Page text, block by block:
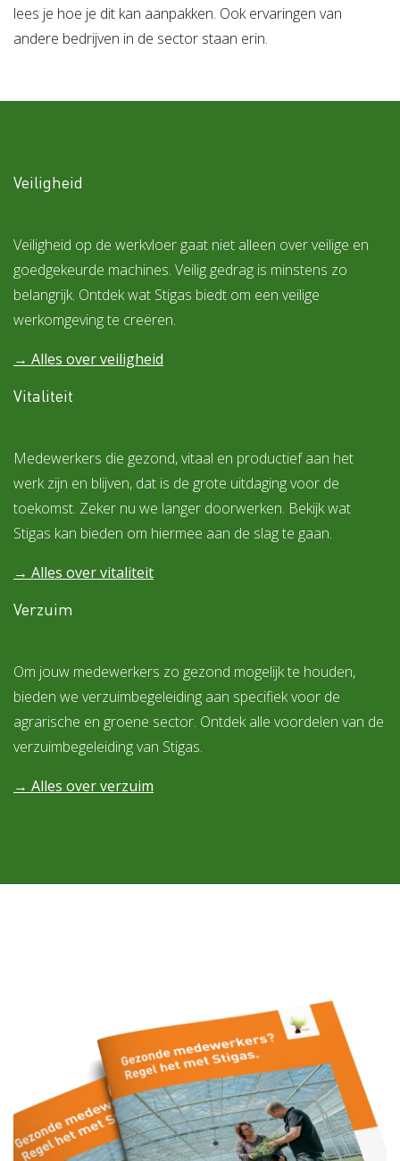
lees je hoe je dit kan aanpakken. Ook ervaringen van
andere bedrijven in de sector staan erin.
Veiligheid
Veiligheid op de werkvloer gaat niet alleen over veilige en
goedgekeurde machines. Veilig gedrag is minstens zo
belangrijk. Ontdek wat Stigas biedt om een veilige
werkomgeving te creëren.
→ Alles over veiligheid
Vitaliteit
Medewerkers die gezond, vitaal en productief aan het
werk zijn en blijven, dat is de grote uitdaging voor de
toekomst. Zeker nu we langer doorwerken. Bekijk wat
Stigas kan bieden om hiermee aan de slag te gaan.
→ Alles overvitaliteit
Verzuim
Om jouw medewerkers zo gezond mogelijk te houden,
bieden we verzuimbegeleiding aan specifiek voor de
agrarische en groene sector. Ontdek alle voordelen van de
verzuimbegeleiding van Stigas.
→ Alles oververzuim